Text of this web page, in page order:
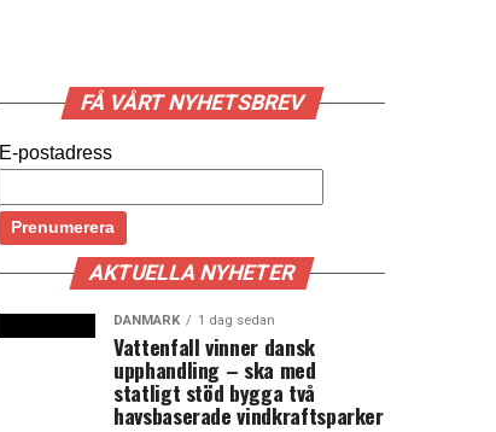
FÅ VÅRT NYHETSBREV
E-postadress
AKTUELLA NYHETER
DANMARK 1 dag sedan
Vattenfall vinner dansk
upphandling – ska med
statligt stöd bygga två
havsbaserade vindkraftsparker